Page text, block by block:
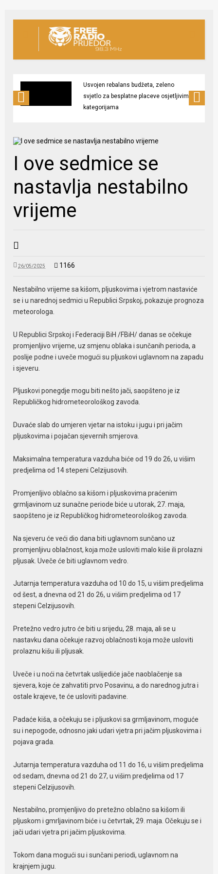
Usvojen rebalans budžeta, zeleno
svjetlo za besplatne placeve osjetljivim
kategorijama
I ove sedmice se
nastavlja nestabilno
vrijeme
26/05/2025 1166
Nestabilno vrijeme sa kišom, pljuskovima i vjetrom nastaviće
se i u narednoj sedmici u Republici Srpskoj, pokazuje prognoza
meteorologa.
U Republici Srpskoj i Federaciji BiH /FBiH/ danas se očekuje
promjenljivo vrijeme, uz smjenu oblaka i sunčanih perioda, a
poslije podne i uveče mogući su pljuskovi uglavnom na zapadu
i sjeveru.
Pljuskovi ponegdje mogu biti nešto jači, saopšteno je iz
Republičkog hidrometeorološkog zavoda.
Duvaće slab do umjeren vjetar na istoku i jugu i pri jačim
pljuskovima i pojačan sjevernih smjerova.
Maksimalna temperatura vazduha biće od 19 do 26, u višim
predjelima od 14 stepeni Celzijusovih.
Promjenljivo oblačno sa kišom i pljuskovima praćenim
grmljavinom uz sunačne periode biće u utorak, 27. maja,
saopšteno je iz Republičkog hidrometeorološkog zavoda.
Na sjeveru će veći dio dana biti uglavnom sunčano uz
promjenljivu oblačnost, koja može usloviti malo kiše ili prolazni
pljusak. Uveče će biti uglavnom vedro.
Jutarnja temperatura vazduha od 10 do 15, u višim predjelima
od šest, a dnevna od 21 do 26, u višim predjelima od 17
stepeni Celzijusovih.
Pretežno vedro jutro će biti u srijedu, 28. maja, ali se u
nastavku dana očekuje razvoj oblačnosti koja može usloviti
prolaznu kišu ili pljusak.
Uveče i u noći na četvrtak uslijediće jače naoblačenje sa
sjevera, koje će zahvatiti prvo Posavinu, a do narednog jutra i
ostale krajeve, te će usloviti padavine.
Padaće kiša, a očekuju se i pljuskovi sa grmljavinom, moguće
su i nepogode, odnosno jaki udari vjetra pri jačim pljuskovima i
pojava grada.
Jutarnja temperatura vazduha od 11 do 16, u višim predjelima
od sedam, dnevna od 21 do 27, u višim predjelima od 17
stepeni Celzijusovih.
Nestabilno, promjenljivo do pretežno oblačno sa kišom ili
pljuskom i gmrljavinom biće i u četvrtak, 29. maja. Očekuju se i
jači udari vjetra pri jačim pljuskovima.
Tokom dana mogući su i sunčani periodi, uglavnom na
krajnjem jugu.